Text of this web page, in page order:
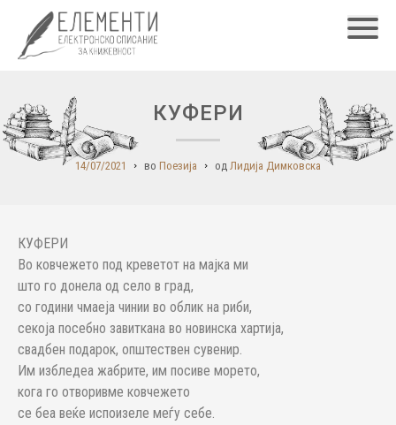
КУФЕРИ
14/07/2021 во Поезија од Лидија Димковска
КУФЕРИ
Во ковчежето под креветот на мајка ми
што го донела од село в град,
со години чмаеја чинии во облик на риби,
секоја посебно завиткана во новинска хартија,
свадбен подарок, општествен сувенир.
Им избледеа жабрите, им посиве морето,
кога го отворивме ковчежето
се беа веќе испоизеле меѓу себе.